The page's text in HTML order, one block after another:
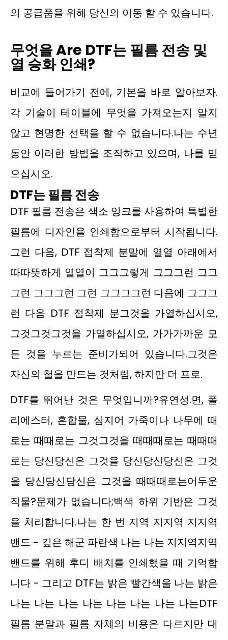
의 공급품을 위해 당신의 이동 할 수 있습니다.
무엇을Are DTF는 필름 전송 및
열 승화 인쇄?
비교에 들어가기 전에, 기본을 바로 알아보자.
각 기술이 테이블에 무엇을 가져오는지 알지
않고 현명한 선택을 할 수 없습니다.나는 수년
동안 이러한 방법을 조작하고 있으며, 나를 믿
으십시오.
DTF는필름 전송
DTF 필름 전송은 색소 잉크를 사용하여 특별한
필름에 디자인을 인쇄함으로부터 시작됩니다.
그런 다음, DTF 접착제 분말에 열열 아래에서
따따뜻하게 열열이 그그그렇게 그그그런 그그
그런 그그그런 그런 그그그그런 다음에 그그그
런 다음 DTF 접착제 분그것을 가열하십시오,
그것그것그것을 가열하십시오, 가가가까운 모
든 것을 누르는 준비가되어 있습니다.그것은
자신의 철을 만드는 것처럼, 하지만 더 프로.
DTF를 뛰어난 것은 무엇입니까?유연성.면, 폴
리에스터, 혼합물, 심지어 가죽이나 나무에 때
로는 때때로는 그것그것을 때때때로는 때때때
로는 당신당신은 그것을 당신당신당신은 그것
을 당신당신당신은 그것을 때때때로는어두운
직물?문제가 없습니다;백색 하위 기반은 그것
을 처리합니다.나는 한 번 지역 지지역 지지역
밴드 - 깊은 해군 파란색 나는 나는 지지역지역
밴드를 위해 후디 배치를 인쇄했을 때 기억합
니다 - 그리고 DTF는 밝은 빨간색을 나는 밝은
나는 나는 나는 나는 나는 나는 나는 나는DTF
필름 분말과 필름 자체의 비용은 다르지만 대